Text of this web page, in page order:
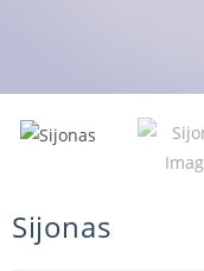
Sijonas